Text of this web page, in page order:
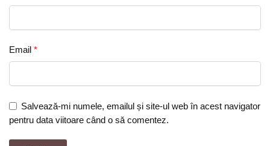
Email *
Salvează-mi numele, emailul și site-ul web în acest navigator
pentru data viitoare când o să comentez.